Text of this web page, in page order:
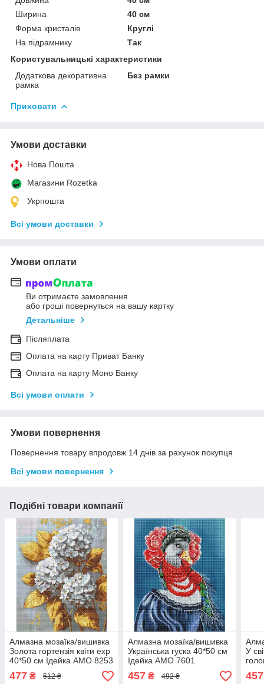
Ширина
40 см
Форма кристалів
Круглі
На підрамнику
Так
Користувальницькі характеристики
Додаткова декоративна
рамка
Без рамки
Приховати
Умови доставки
Нова Пошта
Магазини Rozetka
Укрпошта
Всі умови доставки
Умови оплати
Ви отримаєте замовлення
або гроші повернуться на вашу картку
Детальніше
Післяплата
Оплата на карту Приват Банку
Оплата на карту Моно Банку
Всі умови оплати
Умови повернення
Повернення товару впродовж 14 днів за рахунок покупця
Всі умови повернення
Подібні товари компанії
Алмазна мозаїка/вишивка
Золота гортензія квіти exp
40*50 см Ідейка AMO 8253
477 ₴ 512 ₴
Алмазна мозаїка/вишивка
Українська гуска 40*50 см
Ідейка AMO 7601
457₴ 492 ₴
У
457